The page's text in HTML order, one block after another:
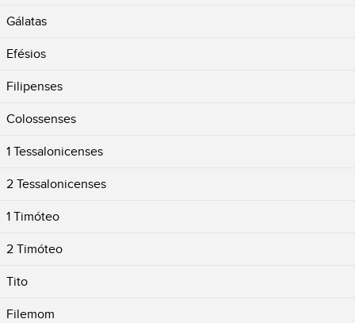
Gálatas
Efésios
Filipenses
Colossenses
1 Tessalonicenses
2 Tessalonicenses
1 Timóteo
2 Timóteo
Tito
Filemom